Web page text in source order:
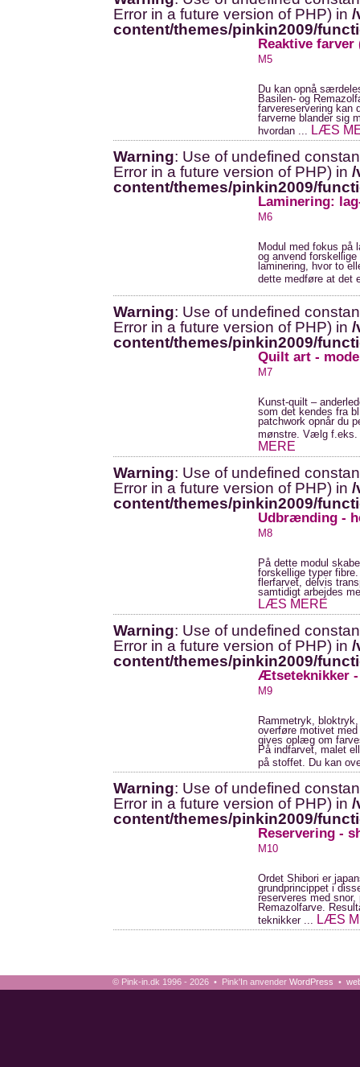
Error in a future version of PHP) in /
content/themes/pinkin2009/
Reaktive farver
M5
Du kan opnå
Basilen- og
farvereservering kan
farverne blander sig
hvordan ... LÆS
Warning: Use of undefined
Error in a future version of PHP) in /
content/themes/pinkin2009/
Laminering:
M6
Modul med fokus på
og anvend
laminering, hvor to
dette medføre at det
Warning: Use of undefined
Error in a future version of PHP) in /
content/themes/pinkin2009/
Quilt art -
M7
Kunst-quilt –
som det kendes fra
patchwork opnår du
mønstre. Vælg f.eks.
MERE
Warning: Use of undefined
Error in a future version of PHP) in /
content/themes/pinkin2009/
Udbrænding -
M8
På dette modul
forskellige typer
flerfarvet, delvis
samtidigt arbejdes
LÆS MERE
Warning: Use of undefined
Error in a future version of PHP) in /
content/themes/pinkin2009/
Ætseteknikker
M9
Rammetryk,
overføre motivet
gives oplæg om
På indfarvet, malet
på stoffet. Du kan
Warning: Use of undefined
Error in a future version of PHP) in /
content/themes/pinkin2009/
Reservering -
M10
Ordet Shibori er
grundprincippet i
reserveres med
Remazolfarve.
teknikker ... LÆS
© Pink-in.dk 1996 - 2026 • Pink'In anvender WordPress •